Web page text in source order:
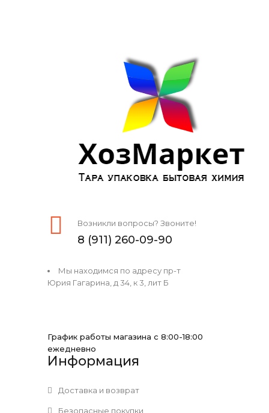
Возникли вопросы? Звоните!
8 (911) 260-09-90
Мы находимся по адресу пр-т
Юрия Гагарина, д 34, к 3, лит Б
График работы магазина с 8:00-18:00
ежедневно
Информация
Доставка и возврат
Безопасные покупки